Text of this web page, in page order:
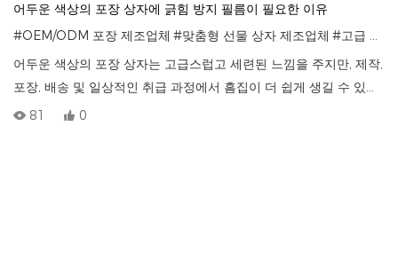
어두운 색상의 포장 상자에 긁힘 방지 필름이 필요한 이유
#OEM/ODM 포장 제조업체 #맞춤형 선물 상자 제조업체 #고급 포장 상자
어두운 색상의 포장 상자는 고급스럽고 세련된 느낌을 주지만, 제작,
포장, 배송 및 일상적인 취급 과정에서 흠집이 더 쉽게 생길 수 있습
니다. 이 영상에서는 어두운 색상의 맞춤형 포장 상자에 흠집 방지
81 0